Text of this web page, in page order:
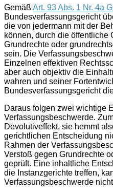
Gemäß Art. 93 Abs. 1 Nr. 4a
Bundesverfassungsgericht
die von jedermann mit der
können, durch die öffentliche
Grundrechte oder
sein. Die
Einzelnen effektiven
aber auch objektiv die
wahren und seiner
Bundesverfassungsgericht
Daraus folgen zwei wichtige
Verfassungsbeschwerde.
Devolutiveffekt, sie hemmt
gerichtlichen Entscheidung
Rahmen der
Verstoß gegen Grundrechte
geprüft. Eine inhaltliche
die Instanzgerichte treffen,
Verfassungsbeschwerde